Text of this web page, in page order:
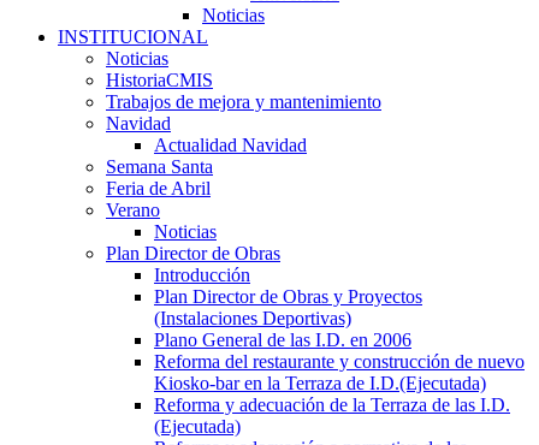
Noticias
INSTITUCIONAL
Noticias
HistoriaCMIS
Trabajos de mejora y mantenimiento
Navidad
Actualidad Navidad
Semana Santa
Feria de Abril
Verano
Noticias
Plan Director de Obras
Introducción
Plan Director de Obras y Proyectos
(Instalaciones Deportivas)
Plano General de las I.D. en 2006
Reforma del restaurante y construcción de nuevo
Kiosko-bar en la Terraza de I.D.(Ejecutada)
Reforma y adecuación de la Terraza de las I.D.
(Ejecutada)